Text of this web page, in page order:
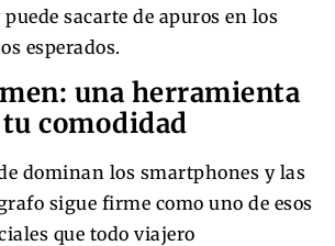
sacarte de apuros en los
esperados.
una herramienta
comodidad
dominan los smartphones y las
sigue firme como uno de esos
que todo viajero